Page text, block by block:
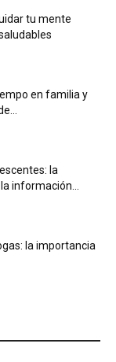
tu mente
en familia y
la
información...
la importancia